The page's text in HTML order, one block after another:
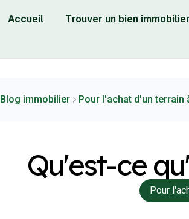
Accueil Trouver un bien immobilier
Blog immobilier Pour l'achat d'un terrain
Qu'est-ce
Pour